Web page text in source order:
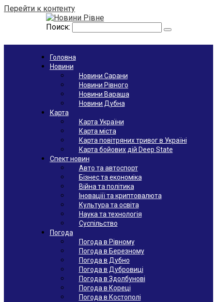
Перейти к контенту
Поиск:
Головна
Новини
Новини Сарани
Новини Рівного
Новини Вараша
Новини Дубна
Карта
Карта України
Карта міста
Карта повітряних тривог в Україні
Карта бойових дій Deep State
Спект новин
Авто та автоспорт
Бізнес та економіка
Війна та політика
Іноваціії та криптовалюта
Культура та освіта
Наука та технологія
Суспільство
Погода
Погода в Рівному
Погода в Березному
Погода в Дубно
Погода в Дубровиці
Погода в Здолбунові
Погода в Кореці
Погода в Костополі